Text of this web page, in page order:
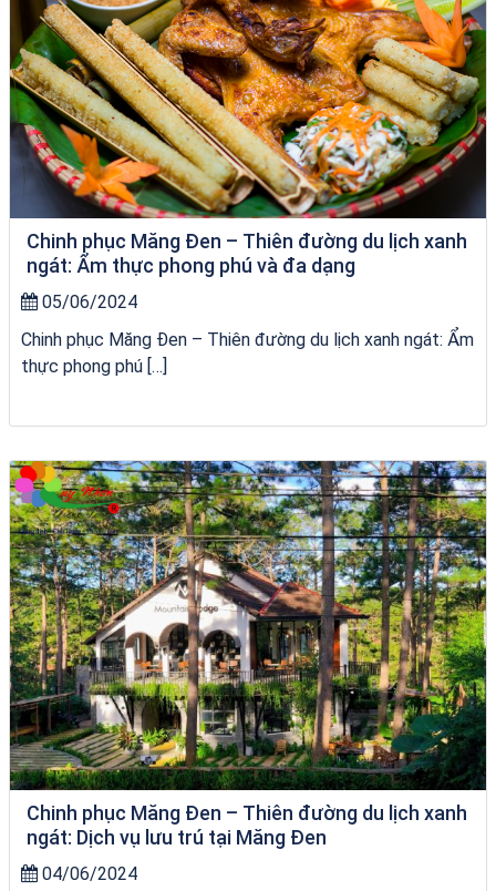
Chinh phục Măng Đen – Thiên đường du lịch xanh
ngát: Ẩm thực phong phú và đa dạng
05/06/2024
Chinh phục Măng Đen – Thiên đường du lịch xanh ngát: Ẩm
thực phong phú […]
City Tour Quy Nhơn
Chinh phục Măng Đen – Thiên đường du lịch xanh
ngát: Dịch vụ lưu trú tại Măng Đen
04/06/2024